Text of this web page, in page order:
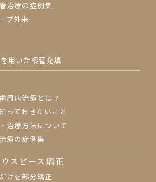
治療の症例集
プ外来
用いた根管充填
周病治療とは？
っておきたいこと
治療方法について
療の症例集
スピース矯正
けを部分矯正